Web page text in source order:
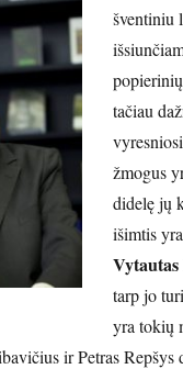
šventiniu
tačiau
žmogus
didelę jų
išimtis
tarp jo
yra tokių
ir Petras Repšys